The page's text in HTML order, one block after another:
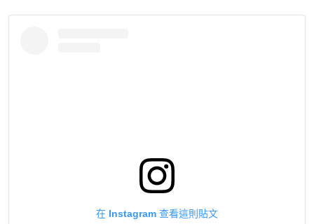
在 Instagram 查看這則貼文